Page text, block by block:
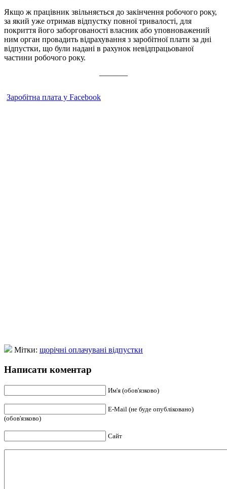
Якщо ж працівник звільняється до закінчення робочого року,
за який уже отримав відпустку повної тривалості, для
покриття його заборгованості власник або уповноважений
ним орган провадить відрахування з заробітної плати за дні
відпустки, що були надані в рахунок невідпрацьованої
частини робочого року.
———–
Заробітна плата у Facebook
Мітки: щорічні оплачувані відпустки
Написати коментар
Им'я (обов'язково)
E-Mail (не буде опубліковано)
(обов'язково)
Сайт